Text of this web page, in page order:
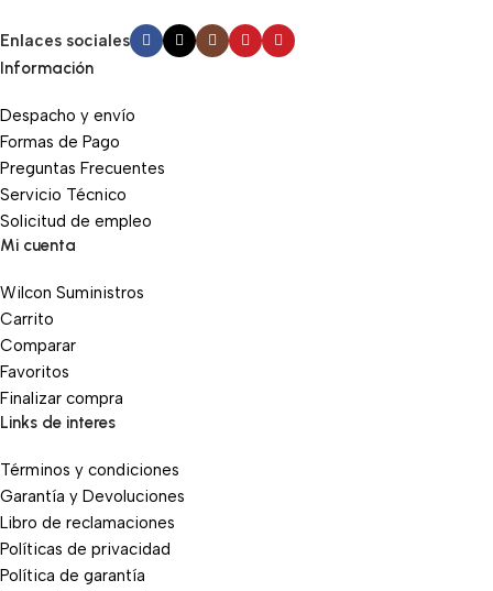
Enlaces sociales
Información
Despacho y envío
Formas de Pago
Preguntas Frecuentes
Servicio Técnico
Solicitud de empleo
Mi cuenta
Wilcon Suministros
Carrito
Comparar
Favoritos
Finalizar compra
Links de interes
Términos y condiciones
Garantía y Devoluciones
Libro de reclamaciones
Políticas de privacidad
Política de garantía